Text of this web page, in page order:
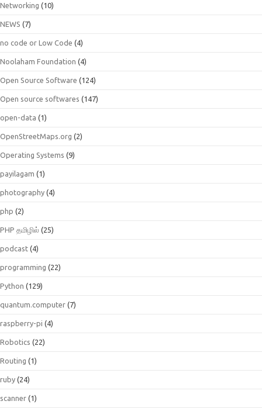
Networking (10)
NEWS (7)
no code or Low Code (4)
Noolaham Foundation (4)
Open Source Software (124)
Open source softwares (147)
open-data (1)
OpenStreetMaps.org (2)
Operating Systems (9)
payilagam (1)
photography (4)
php (2)
PHP தமிழில் (25)
podcast (4)
programming (22)
Python (129)
quantum.computer (7)
raspberry-pi (4)
Robotics (22)
Routing (1)
ruby (24)
scanner (1)